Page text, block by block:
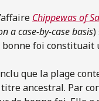
Chippewas of
a case-by-case basis)
bonne foi
que la plage
ancestral. Par